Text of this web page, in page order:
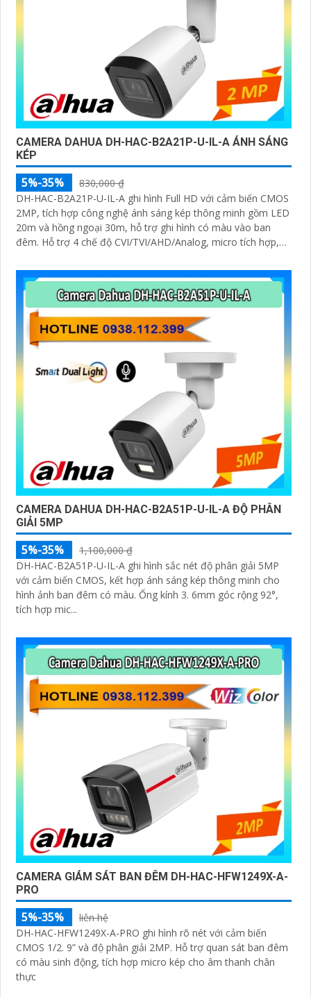
CAMERA DAHUA DH-HAC-B2A21P-U-IL-A ÁNH SÁNG
KÉP
5%-35%
830,000 ₫
DH-HAC-B2A21P-U-IL-A ghi hình Full HD với cảm biến CMOS
2MP, tích hợp công nghệ ánh sáng kép thông minh gồm LED
20m và hồng ngoại 30m, hỗ trợ ghi hình có màu vào ban
đêm. Hỗ trợ 4 chế độ CVI/TVI/AHD/Analog, micro tích hợp,
CAMERA DAHUA DH-HAC-B2A51P-U-IL-A ĐỘ PHÂN
GIẢI 5MP
5%-35%
1,100,000 ₫
DH-HAC-B2A51P-U-IL-A ghi hình sắc nét độ phân giải 5MP
với cảm biến CMOS, kết hợp ánh sáng kép thông minh cho
hình ảnh ban đêm có màu. Ống kính 3. 6mm góc rộng 92°,
tích hợp mic...
CAMERA GIÁM SÁT BAN ĐÊM DH-HAC-HFW1249X-A-
PRO
5%-35%
liên hệ
DH-HAC-HFW1249X-A-PRO ghi hình rõ nét với cảm biến
CMOS 1/2. 9” và độ phân giải 2MP. Hỗ trợ quan sát ban đêm
có màu sinh động, tích hợp micro kép cho âm thanh chân
thực